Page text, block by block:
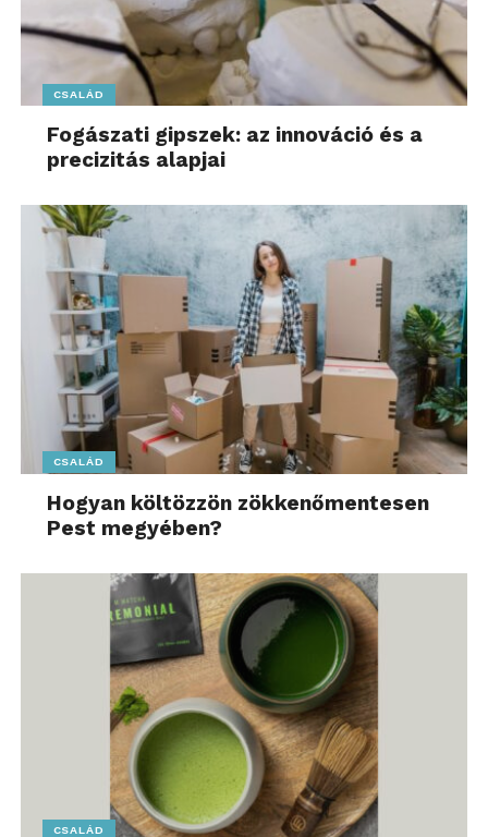
CSALÁD
Fogászati gipszek: az innováció és a
precizitás alapjai
CSALÁD
Hogyan költözzön zökkenőmentesen
Pest megyében?
CSALÁD